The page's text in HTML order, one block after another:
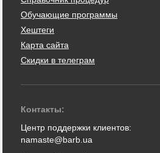
Обучающие программы
Хештеги
Карта сайта
Скидки в телеграм
Контакты:
Центр поддержки клиентов:
namaste@barb.ua